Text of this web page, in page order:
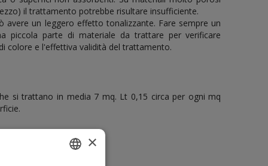
il trattamento potrebbe risultare insufficiente.
avere un leggero effetto tonalizzante. Fare sempre un
piccola parte di materiale da trattare per verificare
colore e l'effettiva validità del trattamento.
si trattano in media 7 mq. Lt 0,15 circa per ogni mq
di resine sintetiche.
×